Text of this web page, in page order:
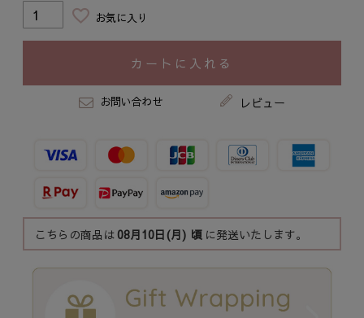
お気に入り
カートに入れる
お問い合わせ レビュー
こちらの商品は08月10日(月) 頃 に発送いたします。